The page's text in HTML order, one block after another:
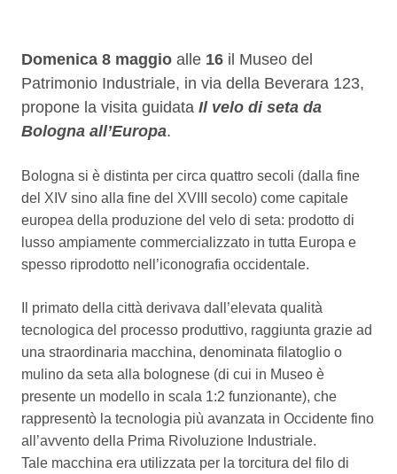
Descrizione
Domenica 8 maggio alle 16 il Museo del
Patrimonio Industriale, in via della Beverara 123,
propone la visita guidata Il velo di seta da
Bologna all’Europa.
Bologna si è distinta per circa quattro secoli (dalla fine
del XIV sino alla fine del XVIII secolo) come capitale
europea della produzione del velo di seta: prodotto di
lusso ampiamente commercializzato in tutta Europa e
spesso riprodotto nell’iconografia occidentale.
Il primato della città derivava dall’elevata qualità
tecnologica del processo produttivo, raggiunta grazie ad
una straordinaria macchina, denominata filatoglio o
mulino da seta alla bolognese (di cui in Museo è
presente un modello in scala 1:2 funzionante), che
rappresentò la tecnologia più avanzata in Occidente fino
all’avvento della Prima Rivoluzione Industriale.
Tale macchina era utilizzata per la torcitura del filo di